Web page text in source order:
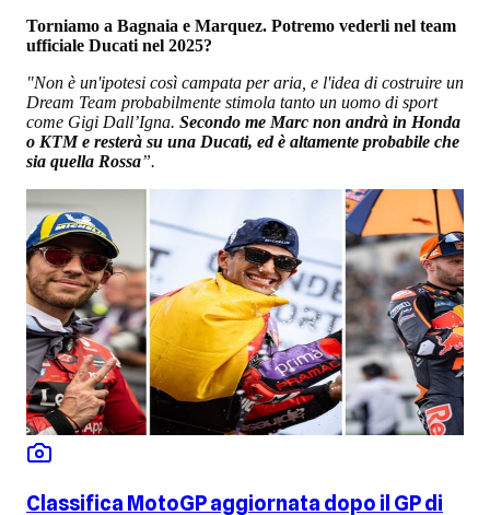
Torniamo a Bagnaia e Marquez. Potremo vederli nel team
ufficiale Ducati nel 2025?
"Non è un'ipotesi così campata per aria, e l'idea di costruire un
Dream Team probabilmente stimola tanto un uomo di sport
come Gigi Dall’Igna. Secondo me Marc non andrà in Honda
o KTM e resterà su una Ducati, ed è altamente probabile che
sia quella Rossa”.
Classifica MotoGP aggiornata dopo il GP di